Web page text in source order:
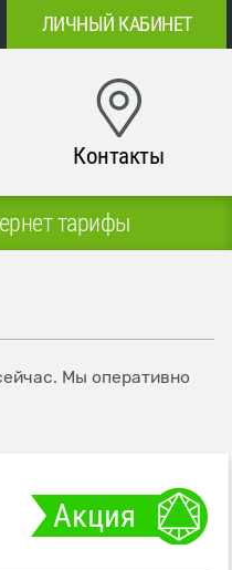
ЛИЧНЫЙ КАБИНЕТ
Контакты
тарифы
Мы оперативно
Акция